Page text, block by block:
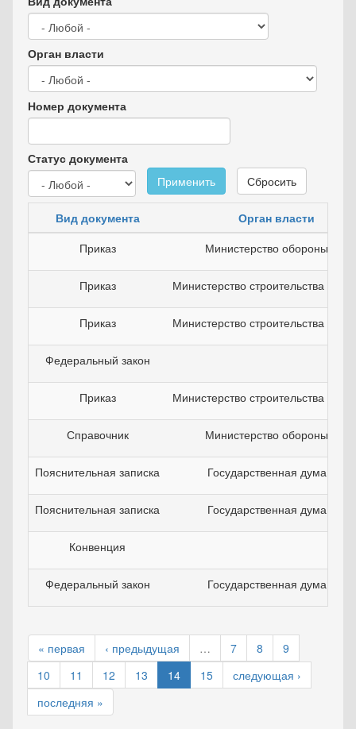
Орган власти
Номер документа
Статус документа
Применить
Сбросить
Вид документа
Орган власти
Приказ
Министерство обороны РФ
Приказ Министерство строительства и
Приказ Министерство строительства и
Федеральный закон
Приказ Министерство строительства и
Справочник Министерство обороны РФ
Пояснительная записка Государственная дума РФ
Пояснительная записка Государственная дума РФ
Конвенция
Федеральный закон Государственная дума РФ
« первая ‹ предыдущая … 7 8
9
10
11 12 13 14 15
следующая ›
последняя »